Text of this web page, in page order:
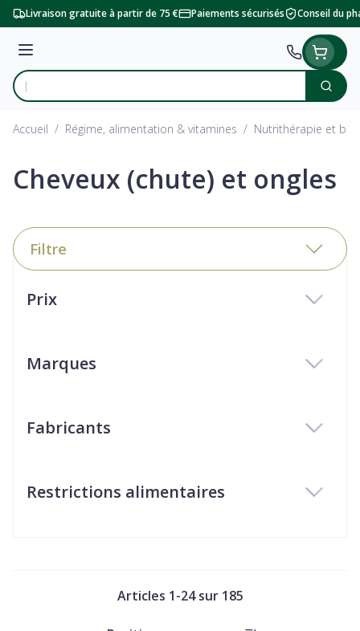
Aller au contenu
Livraison gratuite à partir de 75 € Paiements sécurisés Conseil du
Menu
Rechercher
Accueil / Régime, alimentation & vitamines / Nutrithérapie et
Cheveux (chute) et ongles
Filtre
Prix
Marques
Fabricants
Restrictions alimentaires
Articles 1-24sur 185